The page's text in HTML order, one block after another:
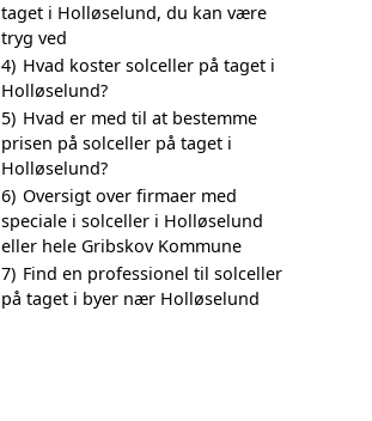
taget i Holløselund, du kan være
tryg ved
4) Hvad koster solceller på taget i
Holløselund?
5) Hvad er med til at bestemme
prisen på solceller på taget i
Holløselund?
6) Oversigt over firmaer med
speciale i solceller i Holløselund
eller hele Gribskov Kommune
7) Find en professionel til solceller
på taget i byer nær Holløselund